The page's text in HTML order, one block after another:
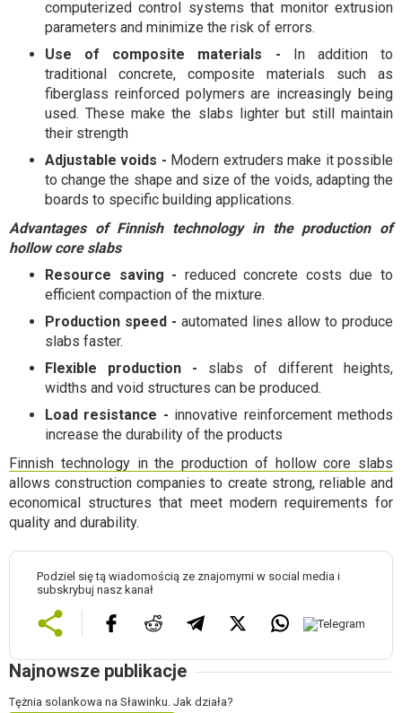
computerized control systems that monitor extrusion
parameters and minimize the risk of errors.
Use of composite materials - In addition to
traditional concrete, composite materials such as
fiberglass reinforced polymers are increasingly being
used. These make the slabs lighter but still maintain
their strength
Adjustable voids - Modern extruders make it possible
to change the shape and size of the voids, adapting the
boards to specific building applications.
Advantages of Finnish technology in the production of
hollow core slabs
Resource saving - reduced concrete costs due to
efficient compaction of the mixture.
Production speed - automated lines allow to produce
slabs faster.
Flexible production - slabs of different heights,
widths and void structures can be produced.
Load resistance - innovative reinforcement methods
increase the durability of the products
Finnish technology in the production of hollow core slabs
allows construction companies to create strong, reliable and
economical structures that meet modern requirements for
quality and durability.
Podziel się tą wiadomością ze znajomymi w social media i
subskrybuj nasz kanał
Najnowsze publikacje
Tężnia solankowa na Sławinku. Jak działa?